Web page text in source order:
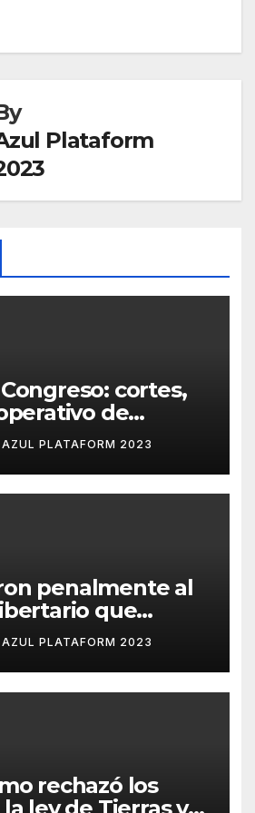
Plataform
cortes,
de
la protesta
de la Ley de
AZUL PLATAFORM 2023
penalmente al
que
napalm sobre el
Aires
AZUL PLATAFORM 2023
rechazó los